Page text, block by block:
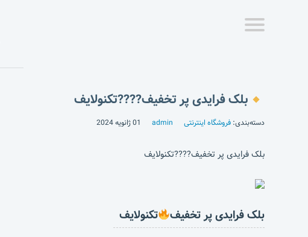
بلک فرایدی پر تخفیف????تکنولایف
دسته‌بندی: فروشگاه اینترنتی admin 01 ژانویه 2024
بلک فرایدی پر تخفیف????تکنولایف
بلک فرایدی پر تخفیف تکنولایف